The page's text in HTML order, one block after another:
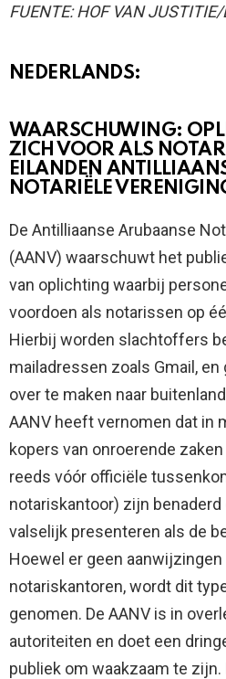
FUENTE: HOF VAN
NEDERLANDS:
WAARSCHUWING:
ZICH VOOR ALS
EILANDEN
NOTARIËLE
De Antilliaanse Arubaanse
(AANV) waarschuwt het
van oplichting waarbij
voordoen als notarissen op
Hierbij worden slachtoffers
mailadressen zoals Gmail,
over te maken naar
AANV heeft vernomen dat in
kopers van onroerende
reeds vóór officiële
notariskantoor) zijn
valselijk presenteren als de
Hoewel er geen
notariskantoren, wordt dit
genomen. De AANV is in
autoriteiten en doet een
publiek om waakzaam te